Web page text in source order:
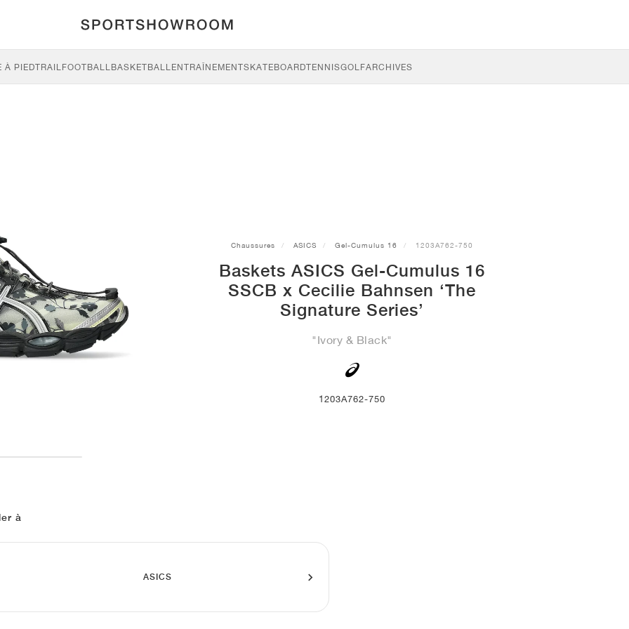
À PIEDTRAILFOOTBALLBASKETBALLENTRAÎNEMENTSKATEBOARDTENNISGOLFARCHIVES
Chaussures ASICS Gel-Cumulus 16 1203A762-750
Baskets ASICS Gel-Cumulus 16
SSCB x Cecilie Bahnsen ‘The
Signature Series’
"Ivory & Black"
1203A762-750
à
ASICS